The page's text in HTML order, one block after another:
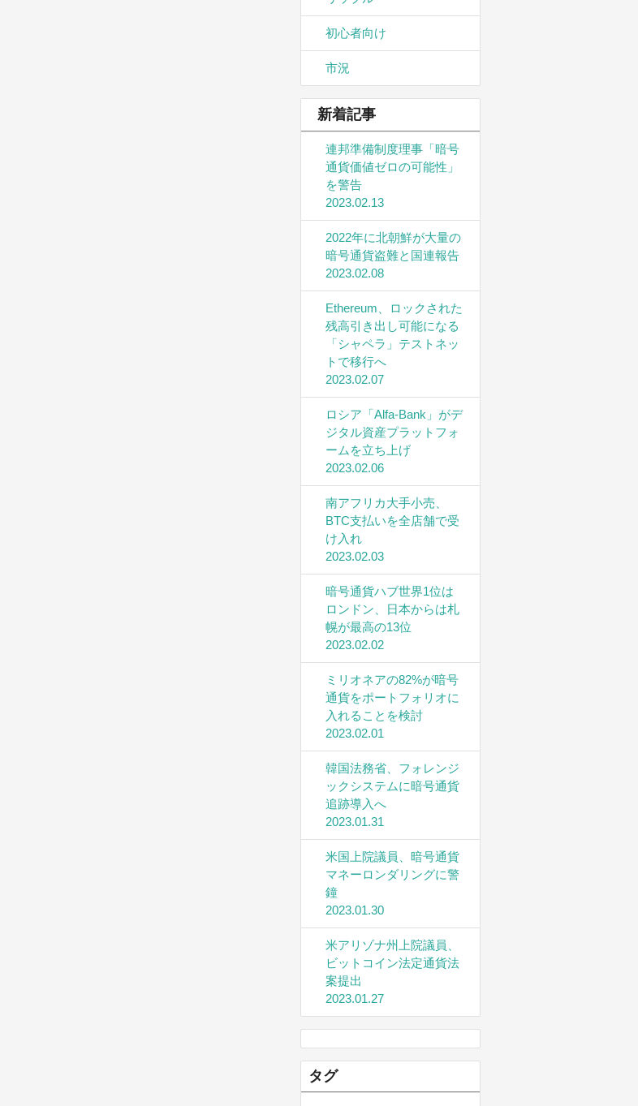
初心者向け
市況
新着記事
連邦準備制度理事「暗号
通貨価値ゼロの可能性」
を警告
2023.02.13
2022年に北朝鮮が大量の
暗号通貨盗難と国連報告
2023.02.08
Ethereum、ロックされた
残高引き出し可能になる
「シャペラ」テストネッ
トで移行へ
2023.02.07
ロシア「Alfa-Bank」がデ
ジタル資産プラットフォ
ームを立ち上げ
2023.02.06
南アフリカ大手小売、
BTC支払いを全店舗で受
け入れ
2023.02.03
暗号通貨ハブ世界1位は
ロンドン、日本からは札
幌が最高の13位
2023.02.02
ミリオネアの82%が暗号
通貨をポートフォリオに
入れることを検討
2023.02.01
韓国法務省、フォレンジ
ックシステムに暗号通貨
追跡導入へ
2023.01.31
米国上院議員、暗号通貨
マネーロンダリングに警
鐘
2023.01.30
米アリゾナ州上院議員、
ビットコイン法定通貨法
案提出
2023.01.27
タグ